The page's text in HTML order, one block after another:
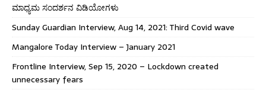
ಮಾಧ್ಯಮ ಸಂದರ್ಶನ ವಿಡಿಯೋಗಳು
Sunday Guardian Interview, Aug 14, 2021: Third Covid wave
Mangalore Today Interview – January 2021
Frontline Interview, Sep 15, 2020 – Lockdown created
unnecessary fears